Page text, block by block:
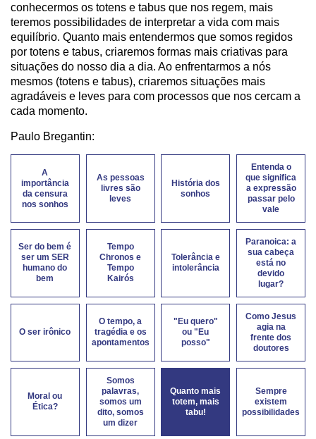
conhecermos os totens e tabus que nos regem, mais
teremos possibilidades de interpretar a vida com mais
equilíbrio. Quanto mais entendermos que somos regidos
por totens e tabus, criaremos formas mais criativas para
situações do nosso dia a dia. Ao enfrentarmos a nós
mesmos (totens e tabus), criaremos situações mais
agradáveis e leves para com processos que nos cercam a
cada momento.
Paulo Bregantin:
A
importância
da censura
nos sonhos
As pessoas
livres são
leves
História dos
sonhos
Entenda o
que significa
a expressão
passar pelo
vale
Ser do bem é
ser um SER
humano do
bem
Tempo
Chronos e
Tempo
Kairós
Tolerância e
intolerância
Paranoica: a
sua cabeça
está no
devido
lugar?
O ser irônico
O tempo, a
tragédia e os
apontamentos
"Eu quero"
ou "Eu
posso"
Como Jesus
agia na
frente dos
doutores
Moral ou
Ética?
Somos
palavras,
somos um
dito, somos
um dizer
Quanto mais
totem, mais
tabu!
Sempre
existem
possibilidades